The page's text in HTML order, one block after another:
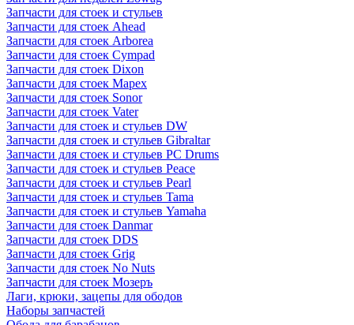
Запчасти для стоек и стульев
Запчасти для стоек Ahead
Запчасти для стоек Arborea
Запчасти для стоек Cympad
Запчасти для стоек Dixon
Запчасти для стоек Mapex
Запчасти для стоек Sonor
Запчасти для стоек Vater
Запчасти для стоек и стульев DW
Запчасти для стоек и стульев Gibraltar
Запчасти для стоек и стульев PC Drums
Запчасти для стоек и стульев Peace
Запчасти для стоек и стульев Pearl
Запчасти для стоек и стульев Tama
Запчасти для стоек и стульев Yamaha
Запчасти для стоек Danmar
Запчасти для стоек DDS
Запчасти для стоек Grig
Запчасти для стоек No Nuts
Запчасти для стоек Мозеръ
Лаги, крюки, зацепы для ободов
Наборы запчастей